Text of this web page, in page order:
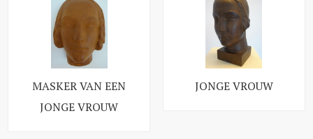
MASKER VAN EEN
JONGE VROUW
JONGE VROUW